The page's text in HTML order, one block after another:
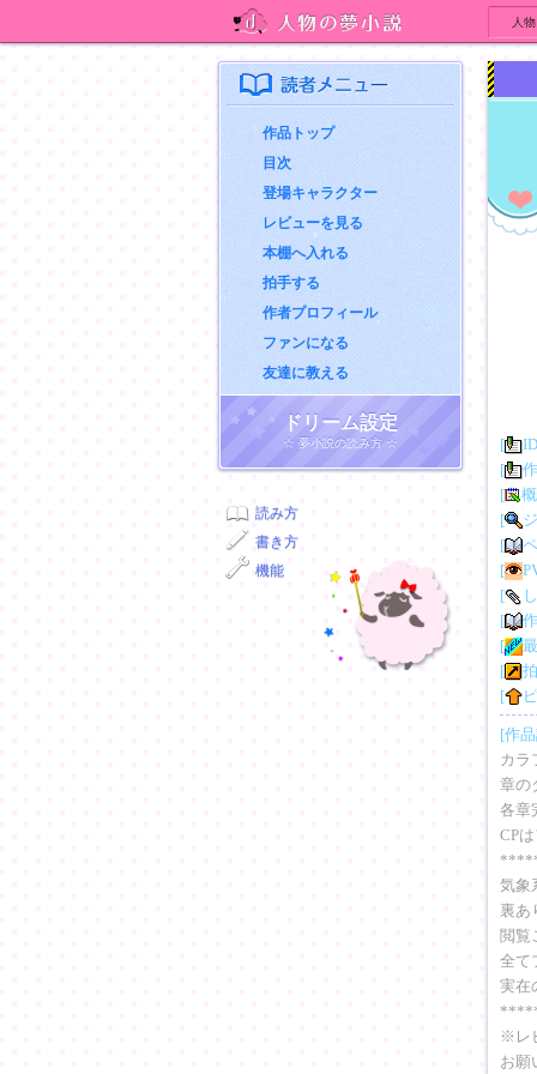
人物の夢小説
人物
読者メニュー
作品トップ
目次
登場キャラクター
レビューを見る
本棚へ入れる
拍手する
作者プロフィール
ファンになる
友達に教える
ドリーム設定
☆ 夢小説の読み方 ☆
読み方
書き方
機能
[
[
[
[
[
[
[
[
[
[
[
[作
カラ
章の
各章
CP
気象
裏あ
閲覧
全て
実在
※レ
お願